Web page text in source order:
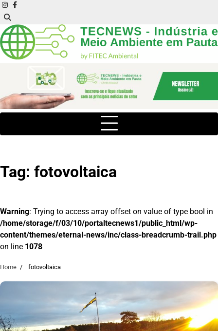
Skip
to
content
instagram
facebook
Tag: fotovoltaica
Warning: Trying to access array offset on value of type bool in
/home/storage/f/03/10/portaltecnews1/public_html/wp-
content/themes/eternal-news/inc/class-breadcrumb-trail.php
on line 1078
Home fotovoltaica